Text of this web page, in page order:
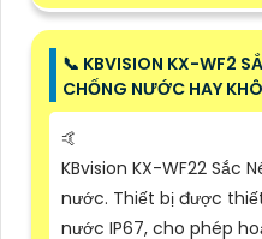
📞 KBVISION KX-WF2
CHỐNG NƯỚC HAY
🤙
KBvision KX-WF22 Sắc
nước. Thiết bị được
nước IP67, cho phép